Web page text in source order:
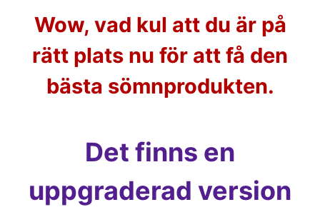
Wow, vad kul att du är på
rätt plats nu för att få den
bästa sömnprodukten.
Det finns en
uppgraderad version